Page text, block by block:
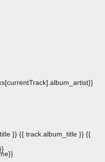
}} {{ track.album_title }} {{